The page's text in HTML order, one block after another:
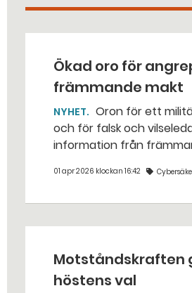
Ökad oro för
främmande makt
NYHET
och för falsk och
information från
befolkningen. Samtidigt är stödet för
01 apr 2026 klockan 16:42
Motståndskraften
höstens val